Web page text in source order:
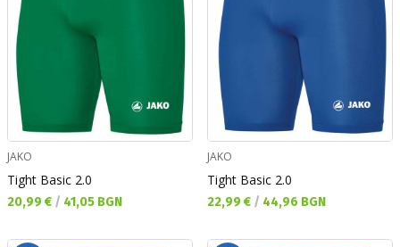
JAKO
Tight Basic 2.0
Текуща цена:
20,99 € / 41,05 BGN
JAKO
Tight Basic 2.0
Текуща цена:
22,99 € / 44,96 BGN